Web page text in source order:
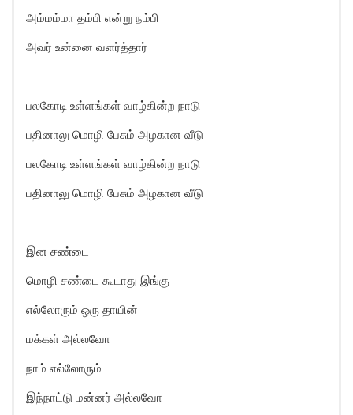
அம்மம்மா தம்பி என்று நம்பி
அவர் உன்னை வளர்த்தார்
பலகோடி உள்ளங்கள் வாழ்கின்ற நாடு
பதினாலு மொழி பேசும் அழகான வீடு
பலகோடி உள்ளங்கள் வாழ்கின்ற நாடு
பதினாலு மொழி பேசும் அழகான வீடு
இன சண்டை
மொழி சண்டை கூடாது இங்கு
எல்லோரும் ஒரு தாயின்
மக்கள் அல்லவோ
நாம் எல்லோரும்
இந்நாட்டு மன்னர் அல்லவோ